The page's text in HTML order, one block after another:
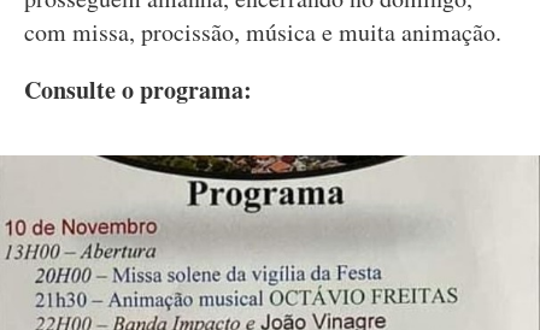
com missa, procissão, música e muita animação.
Consulte o programa: